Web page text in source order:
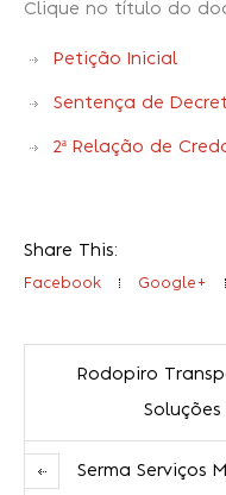
Clique no título do
Petição Inicial
Sentença de
2ª Relação de
Share This:
Facebook Google+
Rodopiro
Serma Serviços